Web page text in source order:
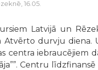
16.05.
Latvijā un
durvju diena.
centra iebraucējiem
Centru